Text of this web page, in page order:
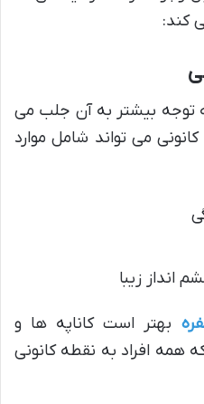
کند:
توجه بیشتر به آن جلب می
می تواند شامل موارد
انداز زیبا
بهتر است کاناپه ها و
همه افراد به نقطه کانونی